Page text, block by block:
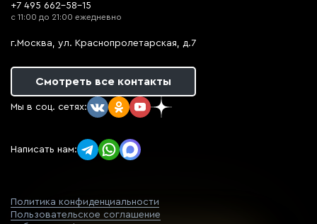
+7 495 662-58-15
с 11:00 до 21:00 ежедневно
г.Москва, ул. Краснопролетарская, д.7
Смотреть все контакты
Мы в соц. сетях:
Написать нам:
Политика конфиденциальности
Пользовательское соглашение